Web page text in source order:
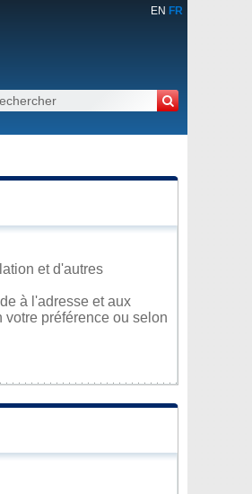
EN FR
et d'autres
à l'adresse et aux
préférence ou selon